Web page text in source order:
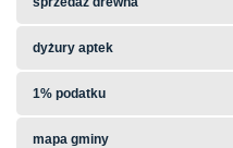
dyżury aptek
1% podatku
mapa gminy